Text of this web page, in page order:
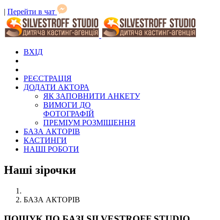
| Перейти в чат
ВХІД
РЕЄСТРАЦІЯ
ДОДАТИ АКТОРА
ЯК ЗАПОВНИТИ АНКЕТУ
ВИМОГИ ДО
ФОТОГРАФІЙ
ПРЕМІУМ РОЗМІЩЕННЯ
БАЗА АКТОРІВ
КАСТИНГИ
НАШІ РОБОТИ
Наші зірочки
БАЗА АКТОРІВ